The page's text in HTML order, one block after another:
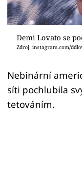
Sledujte
Přihlášení
Sledujte nás
Demi Lovato se
Zdroj: instagram.com/
Nebinární
síti pochlubila
tetováním.